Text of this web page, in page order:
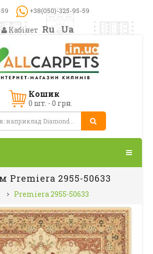
+38(050)-325-95-59
Кабінет Ru Ua
Кошик
0 шт. - 0 грн.
Premiera 2955-50633
Premiera 2955-50633